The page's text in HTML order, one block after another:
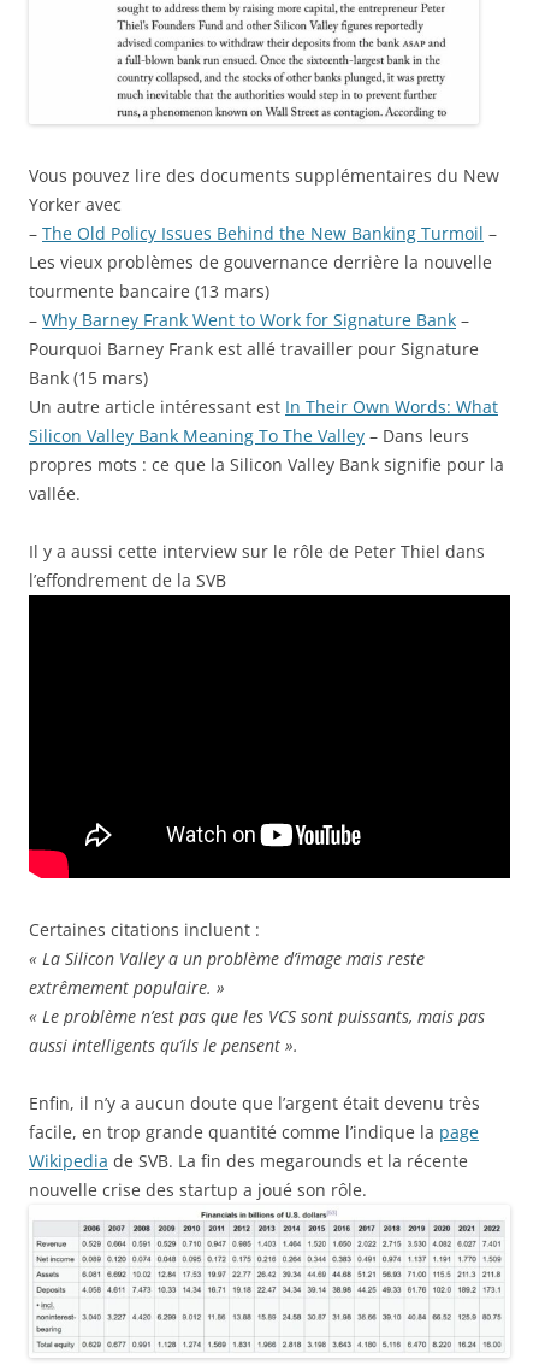
Vous pouvez lire des documents supplémentaires du New
Yorker avec
– The Old Policy Issues Behind the New Banking Turmoil –
Les vieux problèmes de gouvernance derrière la nouvelle
tourmente bancaire (13 mars)
– Why Barney Frank Went to Work for Signature Bank –
Pourquoi Barney Frank est allé travailler pour Signature
Bank (15 mars)
Un autre article intéressant est In Their Own Words: What
Silicon Valley Bank Meaning To The Valley – Dans leurs
propres mots : ce que la Silicon Valley Bank signifie pour la
vallée.
Il y a aussi cette interview sur le rôle de Peter Thiel dans
l’effondrement de la SVB
Certaines citations incluent :
« La Silicon Valley a un problème d’image mais reste
extrêmement populaire. »
« Le problème n’est pas que les VCS sont puissants, mais pas
aussi intelligents qu’ils le pensent ».
Enfin, il n’y a aucun doute que l’argent était devenu très
facile, en trop grande quantité comme l’indique la page
Wikipedia de SVB. La fin des megarounds et la récente
nouvelle crise des startup a joué son rôle.